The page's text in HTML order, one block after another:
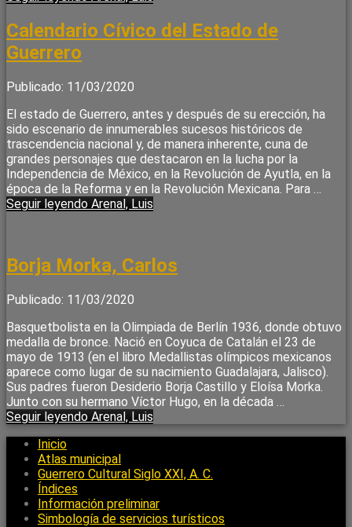
Calendario Cívico del Estado de
Guerrero
Publicado: 11/03/2020
El estado de Guerrero, antes y después de su erección, ha
sido escenario de innumerables sucesos históricos de
trascendencia nacional y, de manera inherente, cuna de
grandes personajes que destacaron en la lucha por la
Independencia de México, en la Revolución de Ayutla, en la
época de la Reforma y en la Revolución Mexicana. Para …
Seguir leyendo Arenal, Luis
Borja Morka, Carlos
Publicado: 11/03/2020
Basquetbolista en la Olimpiada de Berlín 1936, donde obtuvo
medalla de bronce. Nació en Coyuca de Catalán el 23 de
mayo de 1913 (en el libro Medallistas olímpicos mexicanos
aparece como lugar de su nacimiento Guadalajara, Jalisco).
Sus padres fueron Desiderio Borja Castillo y Eloísa Morka.
Junto con su hermano Víctor Hugo, en la década …
Seguir leyendo Arenal, Luis
Inicio
Atlas municipal
Guerrero Cultural Siglo XXI, A. C.
Índices
Información preliminar
Simbología de servicios turísticos